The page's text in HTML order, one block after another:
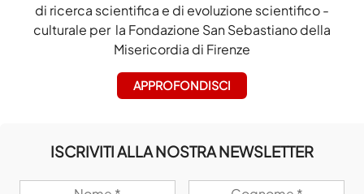
di ricerca scientifica e di evoluzione scientifico -
culturale per la Fondazione San Sebastiano della
Misericordia di Firenze
APPROFONDISCI
ISCRIVITI ALLA NOSTRA NEWSLETTER